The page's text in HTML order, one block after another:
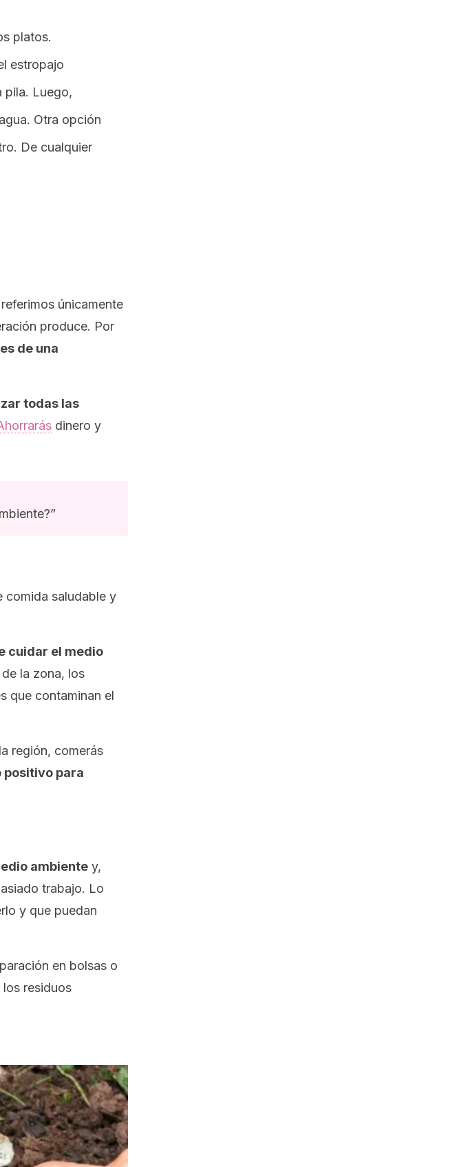
platos.
estropajo
pila. Luego,
Otra opción
De cualquier
únicamente
produce. Por
de una
todas las
dinero y
comida saludable y
cuidar el medio
la zona, los
que contaminan el
región, comerás
positivo para
ambiente y,
trabajo. Lo
y que puedan
en bolsas o
residuos